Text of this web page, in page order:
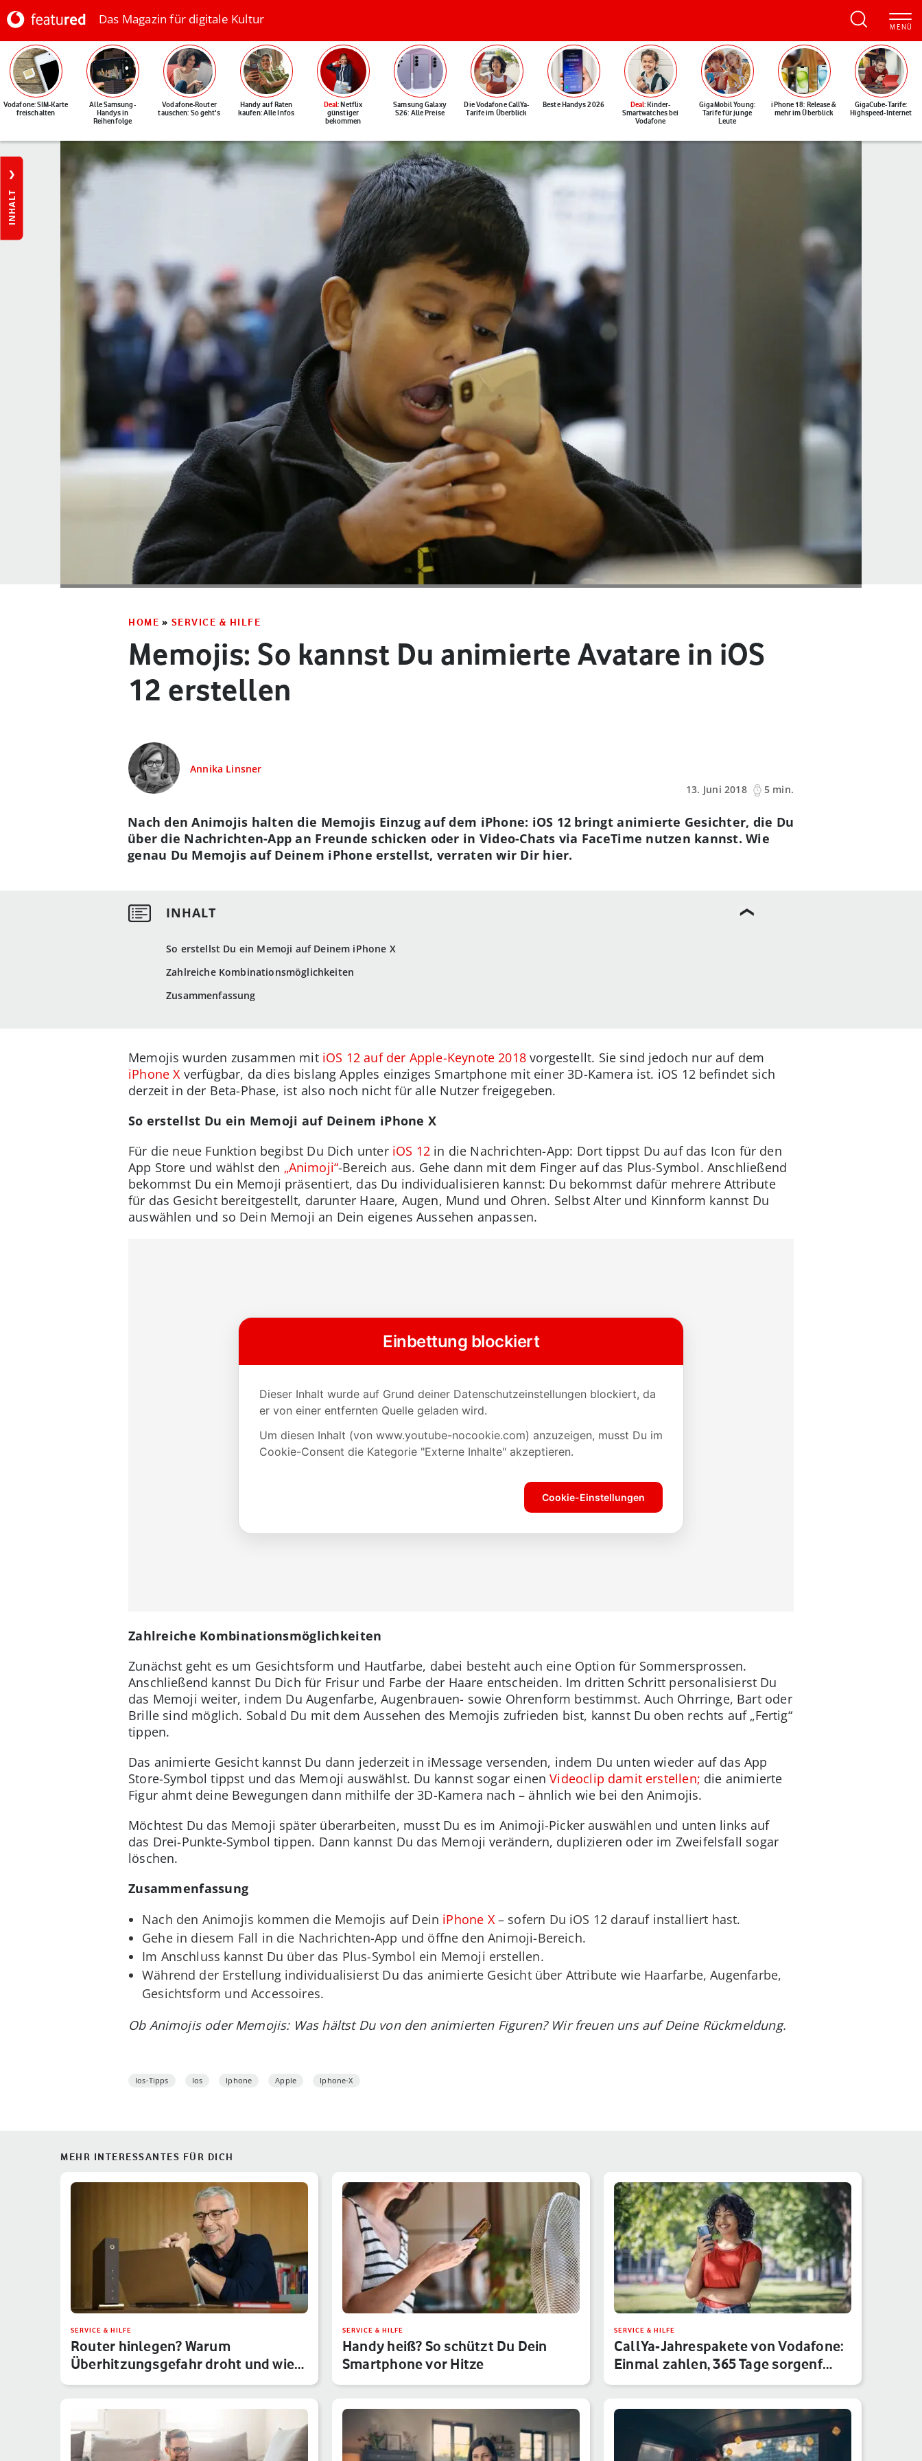
Das Magazin für digitale Kultur
Vodafone: SIM-Karte
freischalten
Alle Samsung-
Handys in
Reihenfolge
Vodafone-Router
tauschen: So geht's
Handy auf Raten
kaufen: Alle Infos
Deal: Netflix
günstiger
bekommen
Samsung Galaxy
S26: Alle Preise
Die Vodafone CallYa-
Tarife im Überblick
Beste Handys 2026 Deal: Kinder-
Smartwatches bei
Vodafone
GigaMobil Young:
Tarife für junge
Leute
iPhone 18: Release &
mehr im Überblick
GigaCube-Tarife:
Highspeed-Internet
INHALT
HOME » SERVICE & HILFE
Memojis: So kannst Du animierte Avatare in iOS
12 erstellen
Annika Linsner
13. Juni 2018
5 min.
So erstellst Du ein Memoji auf Deinem iPhone X
Zahlreiche Kombinationsmöglichkeiten
Zusammenfassung
Nach den Animojis halten die Memojis Einzug auf dem iPhone: iOS 12 bringt animierte Gesichter, die Du
über die Nachrichten-App an Freunde schicken oder in Video-Chats via FaceTime nutzen kannst. Wie
genau Du Memojis auf Deinem iPhone erstellst, verraten wir Dir hier.
Memojis wurden zusammen mit iOS 12 auf der Apple-Keynote 2018 vorgestellt. Sie sind jedoch nur auf dem
iPhone X verfügbar, da dies bislang Apples einziges Smartphone mit einer 3D-Kamera ist. iOS 12 befindet sich
derzeit in der Beta-Phase, ist also noch nicht für alle Nutzer freigegeben.
So erstellst Du ein Memoji auf Deinem iPhone X
Für die neue Funktion begibst Du Dich unter iOS 12 in die Nachrichten-App: Dort tippst Du auf das Icon für den
App Store und wählst den „Animoji“-Bereich aus. Gehe dann mit dem Finger auf das Plus-Symbol. Anschließend
bekommst Du ein Memoji präsentiert, das Du individualisieren kannst: Du bekommst dafür mehrere Attribute
für das Gesicht bereitgestellt, darunter Haare, Augen, Mund und Ohren. Selbst Alter und Kinnform kannst Du
auswählen und so Dein Memoji an Dein eigenes Aussehen anpassen.
Zahlreiche Kombinationsmöglichkeiten
Zunächst geht es um Gesichtsform und Hautfarbe, dabei besteht auch eine Option für Sommersprossen.
Anschließend kannst Du Dich für Frisur und Farbe der Haare entscheiden. Im dritten Schritt personalisierst Du
das Memoji weiter, indem Du Augenfarbe, Augenbrauen- sowie Ohrenform bestimmst. Auch Ohrringe, Bart oder
Brille sind möglich. Sobald Du mit dem Aussehen des Memojis zufrieden bist, kannst Du oben rechts auf „Fertig“
tippen.
Das animierte Gesicht kannst Du dann jederzeit in iMessage versenden, indem Du unten wieder auf das App
Store-Symbol tippst und das Memoji auswählst. Du kannst sogar einenVideoclip damit erstellen; die animierte
Figur ahmt deine Bewegungen dann mithilfe der 3D-Kamera nach – ähnlich wie bei den Animojis.
Möchtest Du das Memoji später überarbeiten, musst Du es im Animoji-Picker auswählen und unten links auf
das Drei-Punkte-Symbol tippen. Dann kannst Du das Memoji verändern, duplizieren oder im Zweifelsfall sogar
löschen.
Zusammenfassung
Nach den Animojis kommen die Memojis auf Dein iPhone X– sofern Du iOS 12 darauf installiert hast.
Gehe in diesem Fall in die Nachrichten-App und öffne den Animoji-Bereich.
Im Anschluss kannst Du über das Plus-Symbol ein Memoji erstellen.
Während der Erstellung individualisierst Du das animierte Gesicht über Attribute wie Haarfarbe, Augenfarbe,
Gesichtsform und Accessoires.
Ob Animojis oder Memojis: Was hältst Du von den animierten Figuren? Wir freuen uns auf Deine Rückmeldung.
Ios-Tipps Ios Iphone Apple Iphone-X
MEHR INTERESSANTES FÜR DICH
SERVICE & HILFE
Router hinlegen? Warum
Überhitzungsgefahr droht und wie
Du das um…
SERVICE & HILFE
Handy heiß? So schützt Du Dein
Smartphone vor Hitze
SERVICE & HILFE
CallYa-Jahrespakete von Vodafone:
Einmal zahlen, 365 Tage sorgenf…